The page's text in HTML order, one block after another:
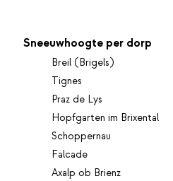
Sneeuwhoogte per dorp
Breil (Brigels)
Tignes
Praz de Lys
Hopfgarten im Brixental
Schoppernau
Falcade
Axalp ob Brienz